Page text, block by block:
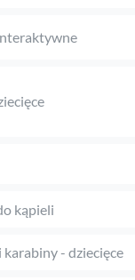
kąpieli
- dziecięce